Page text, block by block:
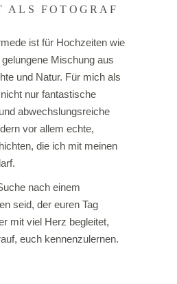
ALS FOTOGRAF
ist für Hochzeiten wie
Mischung aus
und Natur. Für mich als
nur fantastische
abwechslungsreiche
vor allem echte,
die ich mit meinen
nach einem
seid, der euren Tag
mit viel Herz begleitet,
euch kennenzulernen.